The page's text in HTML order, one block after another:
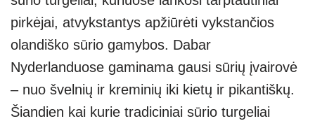
pirkėjai, atvykstantys apžiūrėti vykstančios
olandiško sūrio gamybos. Dabar
Nyderlanduose gaminama gausi sūrių įvairovė
– nuo švelnių ir kreminių iki kietų ir pikantiškų.
Šiandien kai kurie tradiciniai sūrio turgeliai